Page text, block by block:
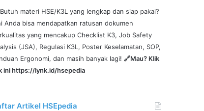
materi HSE/K3L yang lengkap dan siap pakai?
Anda bisa mendapatkan ratusan dokumen
yang mencakup Checklist K3, Job Safety
(JSA), Regulasi K3L, Poster Keselamatan, SOP,
Ergonomi, dan masih banyak lagi!🔗Mau? Klik
inihttps://lynk.id/hsepedia
Artikel HSEpedia